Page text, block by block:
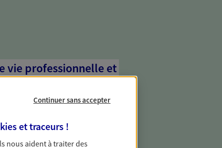
vie professionnelle et
écoute pour vous proposer des
liés à votre vie privée. Un seul
vos besoins, ça change tout.
Continuer sans accepter
et traceurs !
nous aident à traiter des